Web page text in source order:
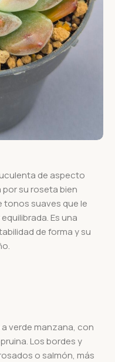
de aspecto
su roseta bien
suaves que le
Es una
de forma y su
verde manzana, con
Los bordes y
o salmón, más